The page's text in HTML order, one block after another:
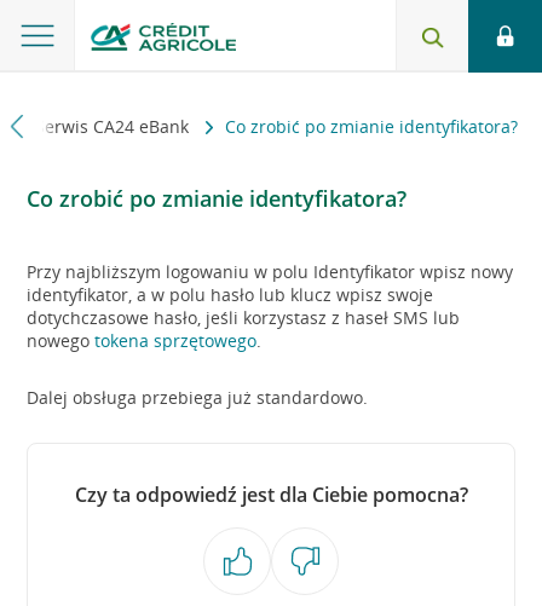
Serwis CA24 eBank Co zrobić po zmianie identyfikatora?
Co zrobić po zmianie identyfikatora?
Przy najbliższym logowaniu w polu Identyfikator wpisz nowy
identyfikator, a w polu hasło lub klucz wpisz swoje
dotychczasowe hasło, jeśli korzystasz z haseł SMS lub
nowegotokena sprzętowego.
Dalej obsługa przebiega już standardowo.
Czy ta odpowiedź jest dla Ciebie pomocna?